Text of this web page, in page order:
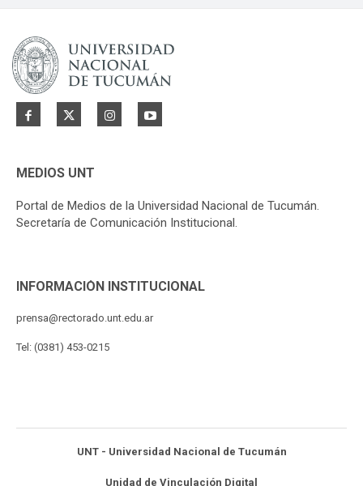
MEDIOS UNT
Portal de Medios de la Universidad Nacional de Tucumán.
Secretaría de Comunicación Institucional.
INFORMACIÓN INSTITUCIONAL
prensa@rectorado.unt.edu.ar
Tel: (0381) 453-0215
UNT - Universidad Nacional de Tucumán
Unidad de Vinculación Digital